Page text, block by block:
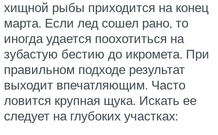
хищной рыбы приходится на конец
марта. Если лед сошел рано, то
иногда удается поохотиться на
зубастую бестию до икромета. При
правильном подходе результат
выходит впечатляющим. Часто
ловится крупная щука. Искать ее
следует на глубоких участках: